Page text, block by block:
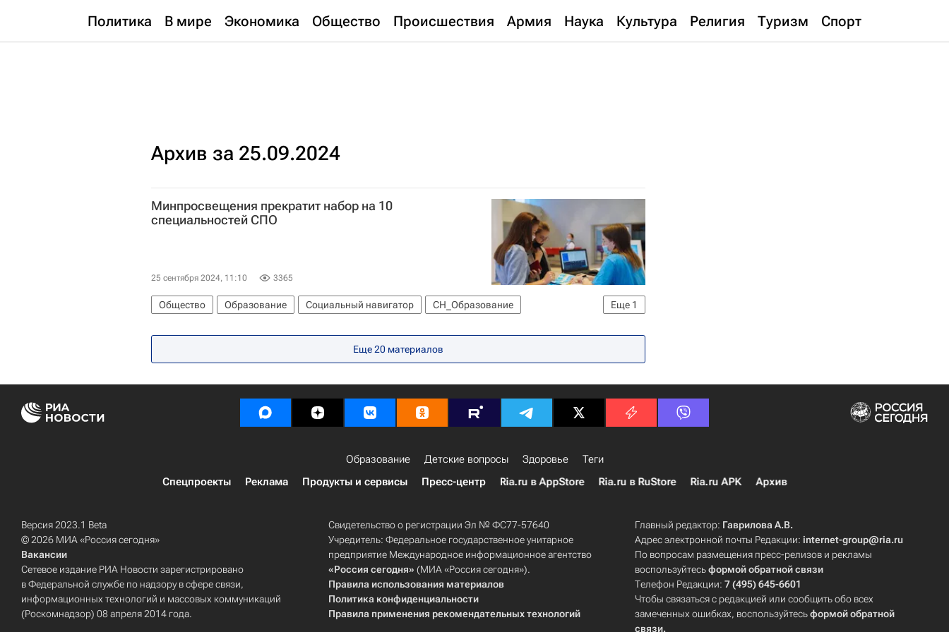
Политика В мире Экономика Общество Происшествия Армия Наука Культура Религия Туризм Спорт
Архив за 25.09.2024
Минпросвещения прекратит набор на 10
специальностей СПО
25 сентября 2024, 11:10 3365
Еще 1
Общество Образование Социальный навигатор
СН_Образование
Еще 20 материалов
Образование Детские вопросы Здоровье
Теги
Спецпроекты
Реклама Продукты и сервисы Пресс-центр Ria.ru в AppStore Ria.ru в RuStore Ria.ru APK Архив
Версия 2023.1 Beta
© 2026 МИА «Россия сегодня»
Вакансии
Сетевое издание РИА Новости зарегистрировано
в Федеральной службе по надзору в сфере связи,
информационных технологий и массовых коммуникаций
(Роскомнадзор) 08 апреля 2014 года.
Свидетельство о регистрации Эл № ФС77-57640
Учредитель: Федеральное государственное унитарное
предприятие Международное информационное агентство
«Россия сегодня» (МИА «Россия сегодня»).
Правила использования материалов
Политика конфиденциальности
Правила применения рекомендательных технологий
Главный редактор: Гаврилова А.В.
Адрес электронной почты Редакции:internet-group@ria.ru
По вопросам размещения пресс-релизов и рекламы
воспользуйтесьформой обратной связи
Телефон Редакции:7 (495) 645-6601
Чтобы связаться с редакцией или сообщить обо всех
замеченных ошибках, воспользуйтесьформой обратной
связи.